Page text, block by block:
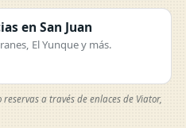
en San Juan
El Yunque y más.
a través de enlaces de Viator,